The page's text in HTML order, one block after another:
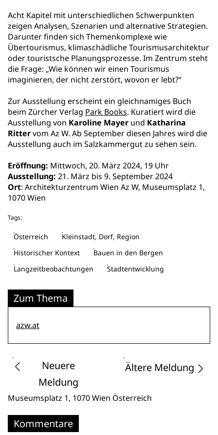
Acht Kapitel mit unterschiedlichen Schwerpunkten
zeigen Analysen, Szenarien und alternative Strategien.
Darunter finden sich Themenkomplexe wie
Übertourismus, klimaschädliche Tourismusarchitektur
oder touristsche Planungsprozesse. Im Zentrum steht
die Frage: „Wie können wir einen Tourismus
imaginieren, der nicht zerstört, wovon er lebt?“
Zur Ausstellung erscheint ein gleichnamiges Buch
beim Zürcher Verlag Park Books. Kuratiert wird die
Ausstellung von Karoline Mayer und Katharina
Rittervom Az W. Ab September diesen Jahres wird die
Ausstellung auch im Salzkammergut zu sehen sein.
Eröffnung: Mittwoch, 20. März 2024, 19 Uhr
Ausstellung: 21. März bis 9. September 2024
Ort: Architekturzentrum Wien Az W, Museumsplatz 1,
1070 Wien
Tags:
Österreich
Kleinstadt, Dorf, Region
Historischer Kontext
Bauen in den Bergen
Langzeitbeobachtungen
Stadtentwicklung
Zum Thema
azw.at
Neuere
Meldung
Ältere Meldung
Museumsplatz 1, 1070 Wien Österreich
Kommentare